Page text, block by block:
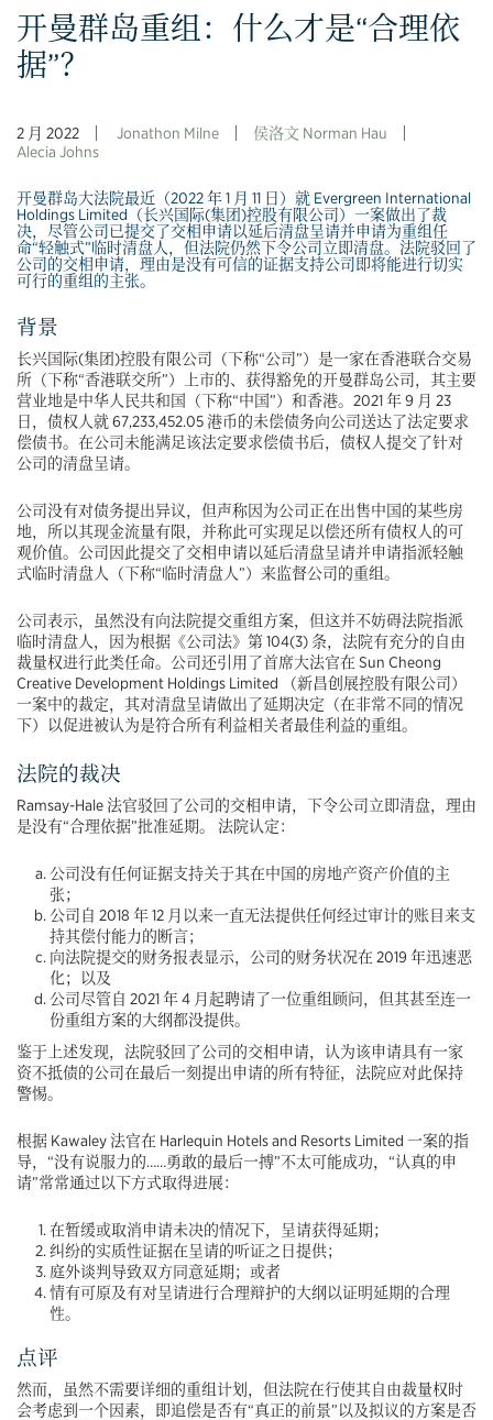
开曼群岛重组：什么才是“合理依
据”？
2 月 2022 Jonathon Milne
侯洛文 Norman Hau
Alecia Johns
开曼群岛大法院最近（2022 年 1 月 11 日）就 Evergreen International
Holdings Limited（长兴国际(集团)控股有限公司）一案做出了裁
决，尽管公司已提交了交相申请以延后清盘呈请并申请为重组任
命“轻触式”临时清盘人，但法院仍然下令公司立即清盘。法院驳回了
公司的交相申请，理由是没有可信的证据支持公司即将能进行切实
可行的重组的主张。
背景
长兴国际(集团)控股有限公司（下称“公司”）是一家在香港联合交易
所（下称“香港联交所”）上市的、获得豁免的开曼群岛公司，其主要
营业地是中华人民共和国（下称“中国”）和香港。2021 年 9 月 23
日，债权人就 67,233,452.05 港币的未偿债务向公司送达了法定要求
偿债书。在公司未能满足该法定要求偿债书后，债权人提交了针对
公司的清盘呈请。
公司没有对债务提出异议，但声称因为公司正在出售中国的某些房
地，所以其现金流量有限，并称此可实现足以偿还所有债权人的可
观价值。公司因此提交了交相申请以延后清盘呈请并申请指派轻触
式临时清盘人（下称“临时清盘人”）来监督公司的重组。
公司表示，虽然没有向法院提交重组方案，但这并不妨碍法院指派
临时清盘人，因为根据《公司法》第 104(3) 条，法院有充分的自由
裁量权进行此类任命。公司还引用了首席大法官在 Sun Cheong
Creative Development Holdings Limited （新昌创展控股有限公司）
一案中的裁定，其对清盘呈请做出了延期决定（在非常不同的情况
下）以促进被认为是符合所有利益相关者最佳利益的重组。
法院的裁决
Ramsay-Hale 法官驳回了公司的交相申请，下令公司立即清盘，理由
是没有“合理依据”批准延期。 法院认定：
公司没有任何证据支持关于其在中国的房地产资产价值的主
张；
公司自 2018 年 12 月以来一直无法提供任何经过审计的账目来支
持其偿付能力的断言；
向法院提交的财务报表显示，公司的财务状况在 2019 年迅速恶
化；以及
公司尽管自 2021 年 4 月起聘请了一位重组顾问，但其甚至连一
份重组方案的大纲都没提供。
鉴于上述发现，法院驳回了公司的交相申请，认为该申请具有一家
资不抵债的公司在最后一刻提出申请的所有特征，法院应对此保持
警惕。
根据 Kawaley 法官在 Harlequin Hotels and Resorts Limited 一案的指
导，“没有说服力的……勇敢的最后一搏”不太可能成功，“认真的申
请”常常通过以下方式取得进展：
在暂缓或取消申请未决的情况下，呈请获得延期；
纠纷的实质性证据在呈请的听证之日提供；
庭外谈判导致双方同意延期；或者
情有可原及有对呈请进行合理辩护的大纲以证明延期的合理
性。
点评
然而，虽然不需要详细的重组计划，但法院在行使其自由裁量权时
会考虑到一个因素，即追偿是否有“真正的前景”以及拟议的方案是否